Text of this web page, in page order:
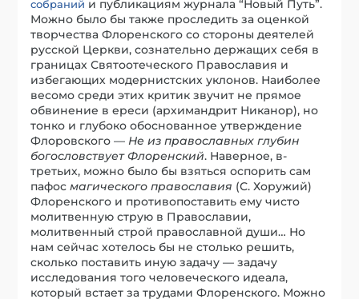
собраний и публикациям журнала “Новый Путь”.
Можно было бы также проследить за оценкой
творчества Флоренского со стороны деятелей
русской Церкви, сознательно держащих себя в
границах Святоотеческого Православия и
избегающих модернистских уклонов. Наиболее
весомо среди этих критик звучит не прямое
обвинение в ереси (архимандрит Никанор), но
тонко и глубоко обоснованное утверждение
Флоровского — Не из православных глубин
богословствует Флоренский. Наверное, в-
третьих, можно было бы взяться оспорить сам
пафосмагического православия (С. Хоружий)
Флоренского и противопоставить ему чисто
молитвенную струю в Православии,
молитвенный строй православной души… Но
нам сейчас хотелось бы не столько решить,
сколько поставить иную задачу — задачу
исследования того человеческого идеала,
который встает за трудами Флоренского. Можно